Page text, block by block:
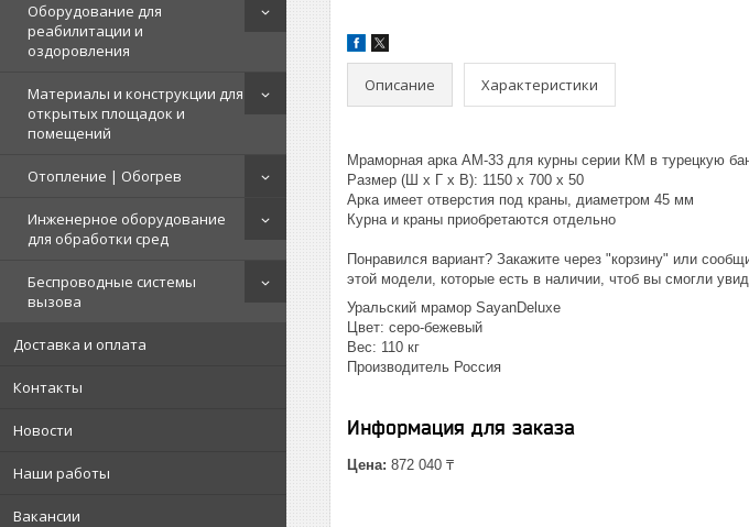
Оборудование для
реабилитации и
оздоровления
Материалы и конструкции для
открытых площадок и
помещений
Отопление | Обогрев
Инженерное оборудование
для обработки сред
Беспроводные системы
вызова
Доставка и оплата
Контакты
Новости
Наши работы
Вакансии
Описание Характеристики
Мраморная арка АМ-33 для курны серии КМ в турецкую
Размер (Ш х Г х В): 1150 х 700 х 50
Арка имеет отверстия под краны, диаметром 45 мм
Курна и краны приобретаются отдельно
Понравился вариант? Закажите через "корзину" или
этой модели, которые есть в наличии, чтоб вы смогли
Уральский мрамор SayanDeluxe
Цвет: серо-бежевый
Вес: 110 кг
Производитель Россия
Информация для заказа
Цена: 872 040 ₸